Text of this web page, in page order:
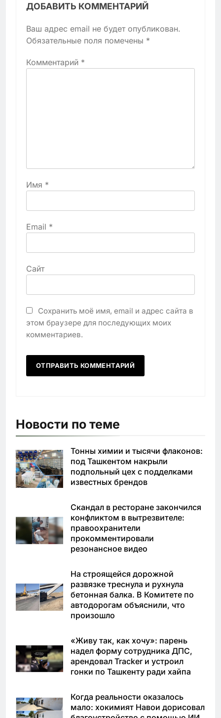
ДОБАВИТЬ КОММЕНТАРИЙ
Ваш адрес email не будет опубликован.
Обязательные поля помечены *
Комментарий *
Имя *
Email *
Сайт
Сохранить моё имя, email и адрес сайта в
этом браузере для последующих моих
комментариев.
Новости по теме
Тонны химии и тысячи флаконов:
под Ташкентом накрыли
подпольный цех с подделками
известных брендов
Скандал в ресторане закончился
конфликтом в вытрезвителе:
правоохранители
прокомментировали
резонансное видео
На строящейся дорожной
развязке треснула и рухнула
бетонная балка. В Комитете по
автодорогам объяснили, что
произошло
«Живу так, как хочу»: парень
надел форму сотрудника ДПС,
арендовал Tracker и устроил
гонки по Ташкенту ради хайпа
Когда реальности оказалось
мало: хокимият Навои дорисовал